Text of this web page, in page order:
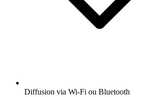
Diffusion via Wi-Fi ou Bluetooth